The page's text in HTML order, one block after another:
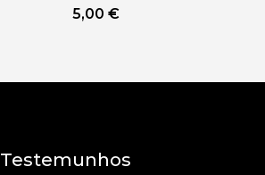
5,00€
Testemunhos